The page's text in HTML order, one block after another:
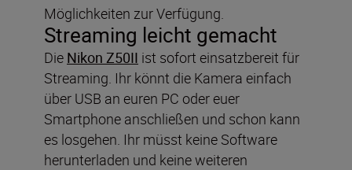
Möglichkeiten zur Verfügung.
Streaming leicht gemacht
Die Nikon Z50II ist sofort einsatzbereit für
Streaming. Ihr könnt die Kamera einfach
über USB an euren PC oder euer
Smartphone anschließen und schon kann
es losgehen. Ihr müsst keine Software
herunterladen und keine weiteren